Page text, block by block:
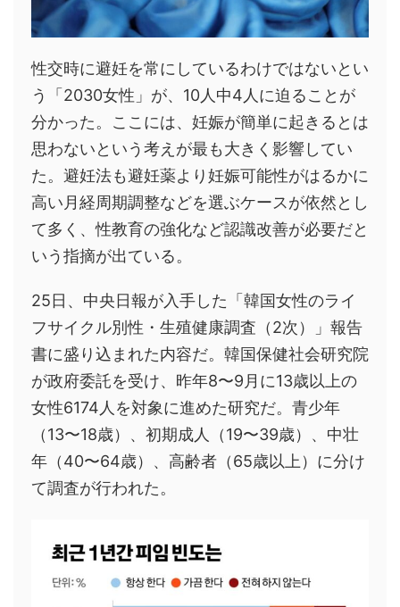
性交時に避妊を常にしているわけではないとい
う「2030女性」が、10人中4人に迫ることが
分かった。ここには、妊娠が簡単に起きるとは
思わないという考えが最も大きく影響してい
た。避妊法も避妊薬より妊娠可能性がはるかに
高い月経周期調整などを選ぶケースが依然とし
て多く、性教育の強化など認識改善が必要だと
いう指摘が出ている。
25日、中央日報が入手した「韓国女性のライ
フサイクル別性・生殖健康調査（2次）」報告
書に盛り込まれた内容だ。韓国保健社会研究院
が政府委託を受け、昨年8〜9月に13歳以上の
女性6174人を対象に進めた研究だ。青少年
（13〜18歳）、初期成人（19〜39歳）、中壮
年（40〜64歳）、高齢者（65歳以上）に分け
て調査が行われた。